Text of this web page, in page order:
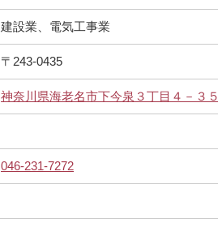
建設業、電気工事業
〒243-0435
神奈川県海老名市下今泉３丁目４－３５
046-231-7272